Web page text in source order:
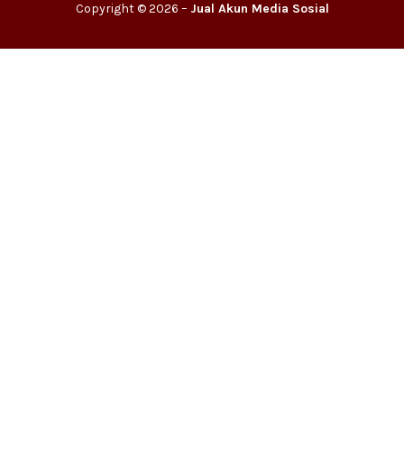
Copyright © 2026 – Jual Akun Media Sosial